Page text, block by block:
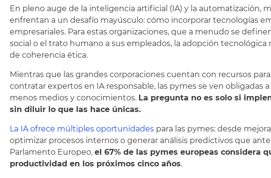
En pleno auge de la inteligencia artificial (IA) y la automatización,
enfrentan a un desafío mayúsculo: cómo incorporar tecnologías
empresariales. Para estas organizaciones, que a menudo se
social o el trato humano a sus empleados, la adopción
de coherencia ética.
Mientras que las grandes corporaciones cuentan con recursos
contratar expertos en IA responsable, las pymes se ven obligadas
menos medios y conocimientos. La pregunta no es solo si
sin diluir lo que las hace únicas.
La IA ofrece múltiples oportunidades para las pymes: desde
optimizar procesos internos o generar análisis predictivos que
Parlamento Europeo, el 67% de las pymes europeas considera
productividad en los próximos cinco años.